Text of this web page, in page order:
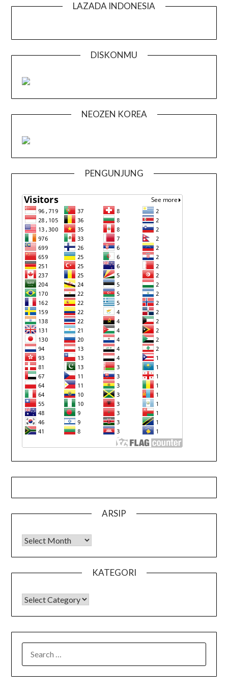
LAZADA INDONESIA
DISKONMU
NEOZEN KOREA
PENGUNJUNG
ARSIP
Arsip
KATEGORI
KATEGORI
FOR: